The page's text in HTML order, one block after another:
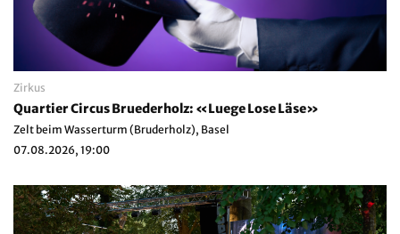
Zirkus
Quartier Circus Bruederholz: «Luege Lose Läse»
Zelt beim Wasserturm (Bruderholz), Basel
07.08.2026, 19:00